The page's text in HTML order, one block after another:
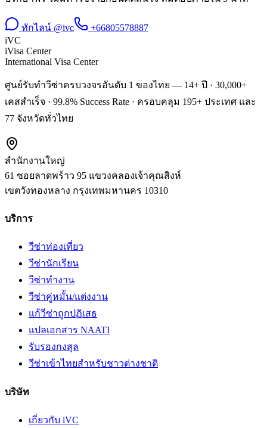
ทักไลน์ @ivc
+66805578887
iVC
iVisa Center
International Visa Center
ศูนย์รับทำวีซ่าครบวงจรอันดับ 1 ของไทย — 14+ ปี · 30,000+
เคสสำเร็จ · 99.8% Success Rate · ครอบคลุม 195+ ประเทศ และ
77 จังหวัดทั่วไทย
สำนักงานใหญ่
61 ซอยลาดพร้าว 95 แขวงคลองเจ้าคุณสิงห์
เขตวังทองหลาง กรุงเทพมหานคร 10310
บริการ
วีซ่าท่องเที่ยว
วีซ่านักเรียน
วีซ่าทำงาน
วีซ่าคู่หมั้น/แต่งงาน
แก้วีซ่าถูกปฏิเสธ
แปลเอกสาร NAATI
รับรองกงสุล
วีซ่าเข้าไทยสำหรับชาวต่างชาติ
บริษัท
เกี่ยวกับ iVC